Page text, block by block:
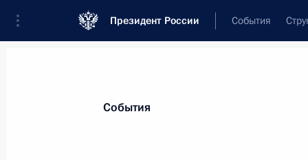
Президент России События
События